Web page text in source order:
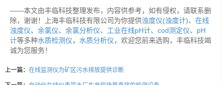
——本文由丰临科技整理发布，内容供参考，如有侵权，请联系删
除，谢谢！上海丰临科技有限公司为你提供浊度仪(浊度计)、 在线
浊度仪、 余氯仪、 余氯分析仪、 工业在线pH计、 cod测定仪、 pH
计等多种水质检测仪， 水质分析仪，欢迎您前来选购，丰临科技竭
诚为您服务！
上一篇： 在线监测仪为矿区污水排放提供诊断